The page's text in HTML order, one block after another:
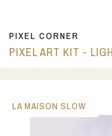
PIXEL CORNER
PIXEL ART KIT -
LA MAISON SLOW